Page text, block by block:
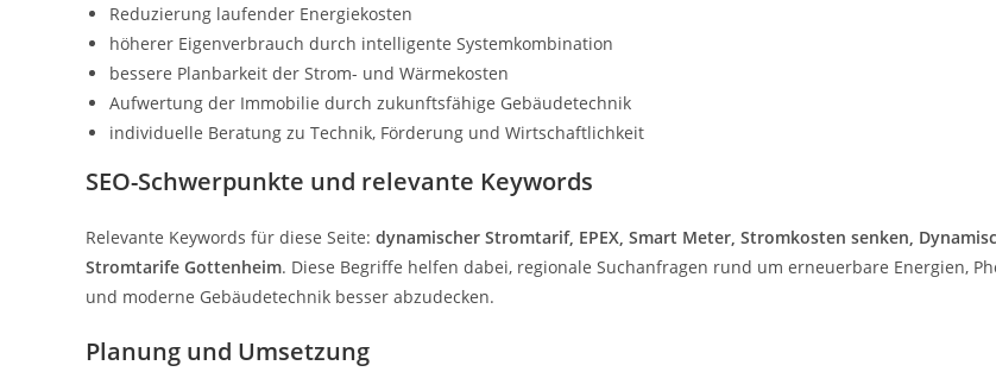
Reduzierung laufender Energiekosten
höherer Eigenverbrauch durch intelligente Systemkombination
bessere Planbarkeit der Strom- und Wärmekosten
Aufwertung der Immobilie durch zukunftsfähige Gebäudetechnik
individuelle Beratung zu Technik, Förderung und Wirtschaftlichkeit
SEO-Schwerpunkte und relevante Keywords
Relevante Keywords für diese Seite: dynamischer Stromtarif, EPEX, Smart Meter, Stromkosten senken,
Stromtarife Gottenheim. Diese Begriffe helfen dabei, regionale Suchanfragen rund um erneuerbare Energien,
und moderne Gebäudetechnik besser abzudecken.
Planung und Umsetzung